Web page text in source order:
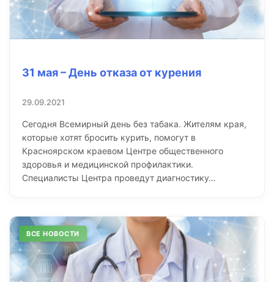
31 мая – День отказа от курения
29.09.2021
Сегодня Всемирный день без табака. Жителям края,
которые хотят бросить курить, помогут в
Красноярском краевом Центре общественного
здоровья и медицинской профилактики.
Специалисты Центра проведут диагностику…
ВСЕ НОВОСТИ